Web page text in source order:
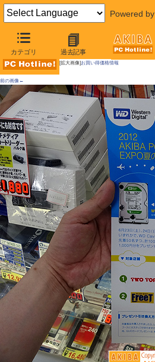
Powered by
カテゴリ 過去記事
AKIBA PC Hotline!
[拡大画像]お買い得価格情報
前の画像←